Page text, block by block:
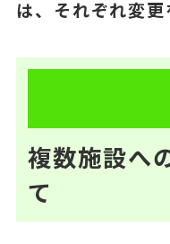
は、それぞれ変更
複数施設へ
て